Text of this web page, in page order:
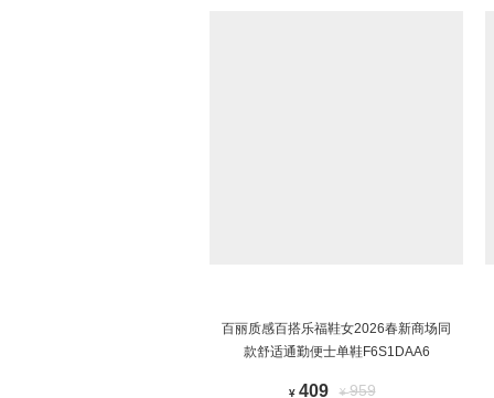
百丽质感百搭乐福鞋女2026春新商场同
款舒适通勤便士单鞋F6S1DAA6
¥ 409 ¥959